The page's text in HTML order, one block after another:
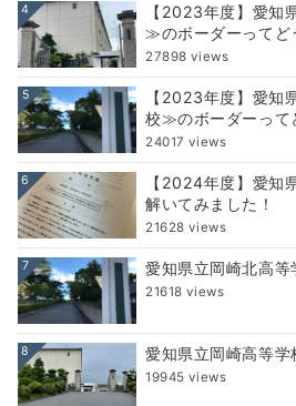
4
【2023年度】愛知
≫のボーダーってど
27898 views
5
【2023年度】愛知
校≫のボーダーって
24017 views
6
【2024年度】愛知
解いてみました！
21628 views
7 愛知県立岡崎北高等
21618 views
8 愛知県立岡崎高等学
19945 views